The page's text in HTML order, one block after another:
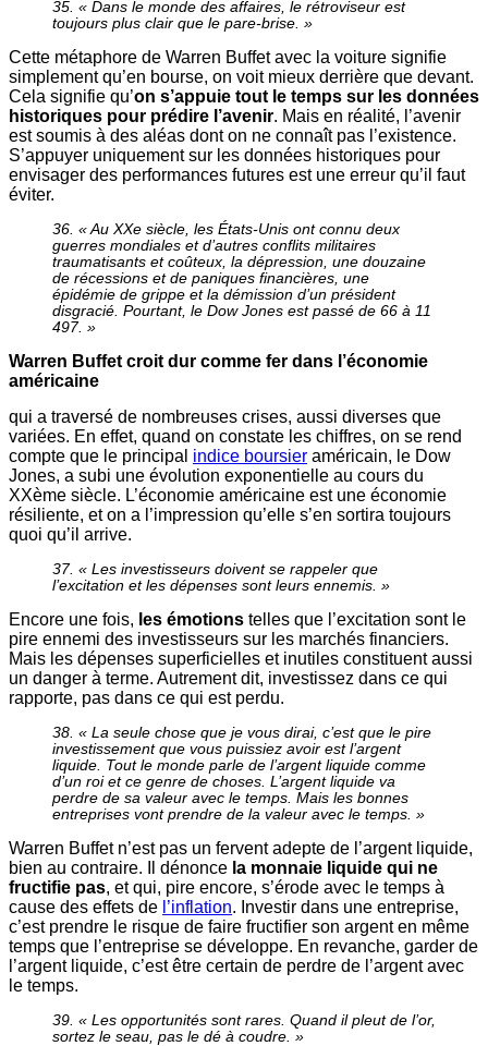
35. « Dans le monde des affaires, le rétroviseur est
toujours plus clair que le pare-brise. »
Cette métaphore de Warren Buffet avec la voiture signifie
simplement qu’en bourse, on voit mieux derrière que devant.
Cela signifie qu’on s’appuie tout le temps sur les données
historiques pour prédire l’avenir. Mais en réalité, l’avenir
est soumis à des aléas dont on ne connaît pas l’existence.
S’appuyer uniquement sur les données historiques pour
envisager des performances futures est une erreur qu’il faut
éviter.
36. « Au XXe siècle, les États-Unis ont connu deux
guerres mondiales et d’autres conflits militaires
traumatisants et coûteux, la dépression, une douzaine
de récessions et de paniques financières, une
épidémie de grippe et la démission d’un président
disgracié. Pourtant, le Dow Jones est passé de 66 à 11
497. »
Warren Buffet croit dur comme fer dans l’économie
américaine
qui a traversé de nombreuses crises, aussi diverses que
variées. En effet, quand on constate les chiffres, on se rend
compte que le principal indice boursier américain, le Dow
Jones, a subi une évolution exponentielle au cours du
XXème siècle. L’économie américaine est une économie
résiliente, et on a l’impression qu’elle s’en sortira toujours
quoi qu’il arrive.
37. « Les investisseurs doivent se rappeler que
l’excitation et les dépenses sont leurs ennemis. »
Encore une fois, les émotions telles que l’excitation sont le
pire ennemi des investisseurs sur les marchés financiers.
Mais les dépenses superficielles et inutiles constituent aussi
un danger à terme. Autrement dit, investissez dans ce qui
rapporte, pas dans ce qui est perdu.
38. « La seule chose que je vous dirai, c’est que le pire
investissement que vous puissiez avoir est l’argent
liquide. Tout le monde parle de l’argent liquide comme
d’un roi et ce genre de choses. L’argent liquide va
perdre de sa valeur avec le temps. Mais les bonnes
entreprises vont prendre de la valeur avec le temps. »
Warren Buffet n’est pas un fervent adepte de l’argent liquide,
bien au contraire. Il dénonce la monnaie liquide qui ne
fructifie pas, et qui, pire encore, s’érode avec le temps à
cause des effets de l’inflation. Investir dans une entreprise,
c’est prendre le risque de faire fructifier son argent en même
temps que l’entreprise se développe. En revanche, garder de
l’argent liquide, c’est être certain de perdre de l’argent avec
le temps.
39. « Les opportunités sont rares. Quand il pleut de l’or,
sortez le seau, pas le dé à coudre. »